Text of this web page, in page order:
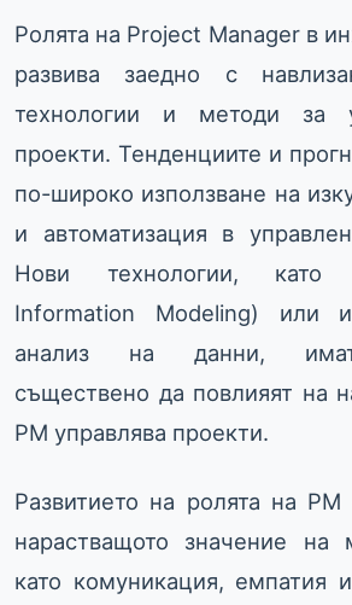
Ролята на Project Manager в
развива заедно с
технологии и методи за
проекти. Тенденциите и
по-широко използване на
и автоматизация в
Нови технологии, като
Information Modeling) или
анализ на данни, имат
съществено да повлияят на
PM управлява проекти.
Развитието на ролята на
нарастващото значение на
като комуникация, емпатия